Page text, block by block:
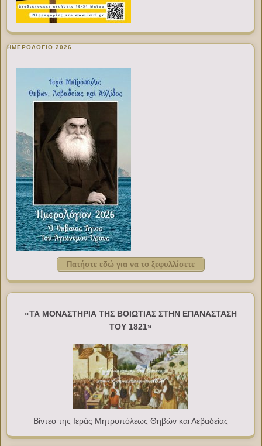
ΗΜΕΡΟΛΟΓΙΟ 2026
Πατήστε εδώ για να το ξεφυλλίσετε
«ΤΑ ΜΟΝΑΣΤΗΡΙΑ ΤΗΣ ΒΟΙΩΤΙΑΣ ΣΤΗΝ ΕΠΑΝΑΣΤΑΣΗ
ΤΟΥ 1821»
Βίντεο της Ιεράς Μητροπόλεως Θηβών και Λεβαδείας